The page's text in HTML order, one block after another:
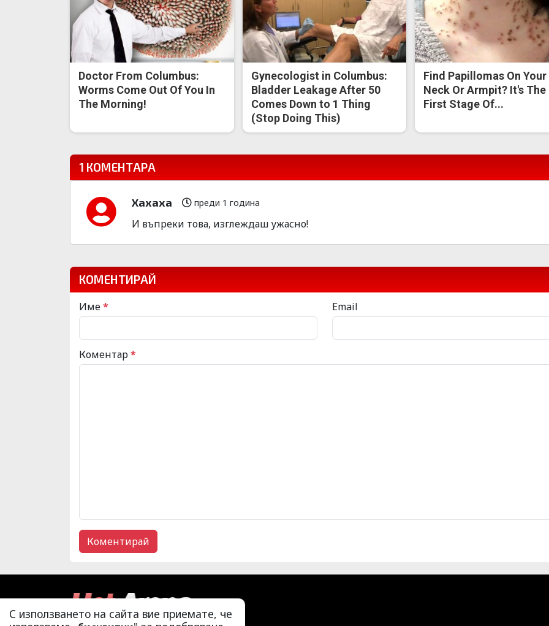
Doctor From Columbus:
Worms Come Out Of You In
The Morning!
Gynecologist in Columbus:
Bladder Leakage After 50
Comes Down to 1 Thing
(Stop Doing This)
Find Papillomas On Your
Neck Or Armpit? It's The
First Stage Of...
1 КОМЕНТАРА
Хахаха преди 1 година
И въпреки това, изглеждаш ужасно!
КОМЕНТИРАЙ
Име* Email
Коментар*
С използването на сайта вие приемате, че